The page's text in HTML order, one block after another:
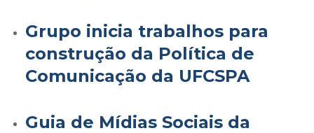
Grupo inicia trabalhos para
construção da Política de
Comunicação da UFCSPA
Guia de Mídias Sociais da